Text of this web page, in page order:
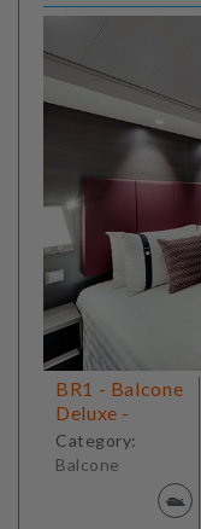
BR1 - Balcone
Deluxe -
Category:
Balcone